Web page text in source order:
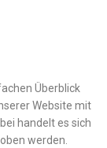
Überblick
Website mit
handelt es sich
werden.